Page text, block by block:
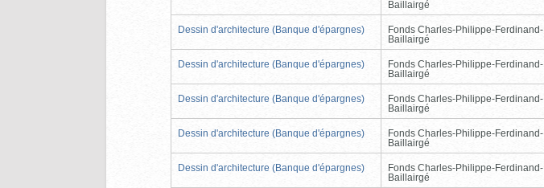
Baillairgé
Dessin d'architecture (Banque d'épargnes)
Fonds Charles-Philippe-Ferdinand-
Baillairgé
Dessin d'architecture (Banque d'épargnes)
Fonds Charles-Philippe-Ferdinand-
Baillairgé
Dessin d'architecture (Banque d'épargnes)
Fonds Charles-Philippe-Ferdinand-
Baillairgé
Dessin d'architecture (Banque d'épargnes)
Fonds Charles-Philippe-Ferdinand-
Baillairgé
Dessin d'architecture (Banque d'épargnes)
Fonds Charles-Philippe-Ferdinand-
Baillairgé